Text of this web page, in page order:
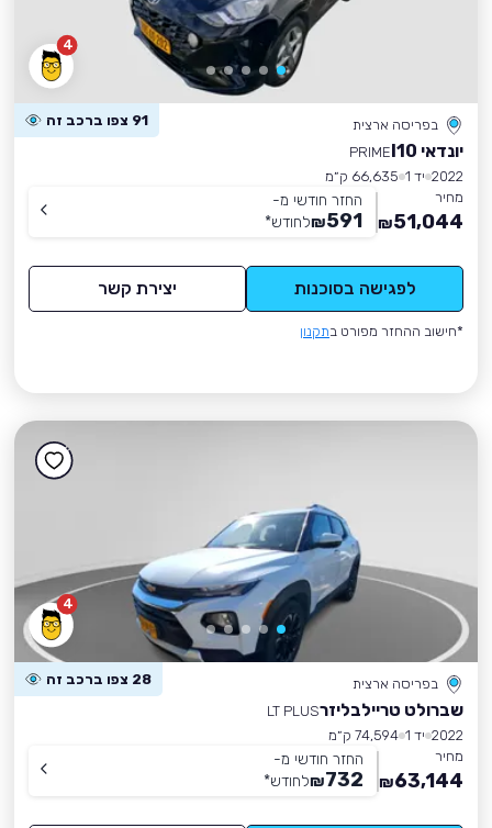
4
בפריסה ארצית 91 צפו ברכב זה
יונדאי I10
PRIME
2022 יד 1
66,635 ק״מ
מחיר
51,044
₪
החזר חודשי מ-
591
₪לחודש*
לפגישה בסוכנות יצירת קשר
*חישוב ההחזר מפורט בתקנון
4
בפריסה ארצית 28 צפו ברכב זה
שברולט טריילבליזרLT PLUS
2022 יד 1
74,594 ק״מ
מחיר
63,144
₪
החזר חודשי מ-
732
₪לחודש*